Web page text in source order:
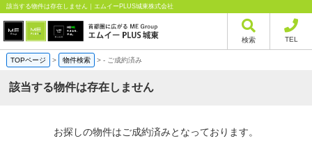
該当する物件は存在しません｜エムイーPLUS城東株式会社
検索 TEL
TOPページ > 物件検索 >- ご成約済み
該当する物件は存在しません
お探しの物件はご成約済みとなっております。